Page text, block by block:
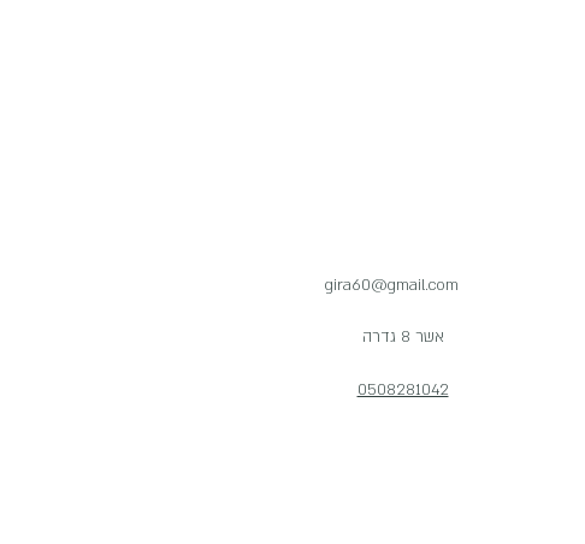
gira60@gmail.com
אשר 8 גדרה
0508281042